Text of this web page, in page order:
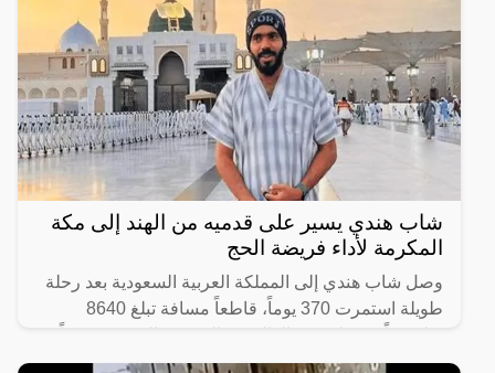
شاب هندي يسير على قدميه من الهند إلى مكة
المكرمة لأداء فريضة الحج
وصل شاب هندي إلى المملكة العربية السعودية بعد رحلة
طويلة استمرت 370 يوماً، قاطعاً مسافة تبلغ 8640
على